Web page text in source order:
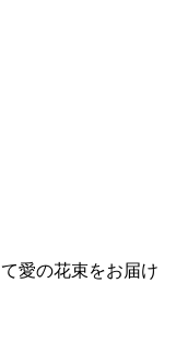
愛の花束をお届け